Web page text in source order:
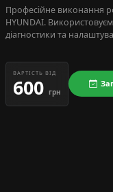
Професійне виконання
HYUNDAI.
діагностики та
ВАРТІСТЬ ВІД
600 грн